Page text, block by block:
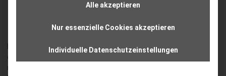
Keine Kompromisse beim
Datenschutz
Die Vielfalt der Vorteile einer funktionellen Vereinssoftware sind
deutlich. Dennoch zögern viele Vereinsverantwortliche immer
noch mit dem Umstieg, da sie befürchten, dass die sensiblen
Alle akzeptieren
Nur essenzielle Cookies akzeptieren
Individuelle Datenschutzeinstellungen